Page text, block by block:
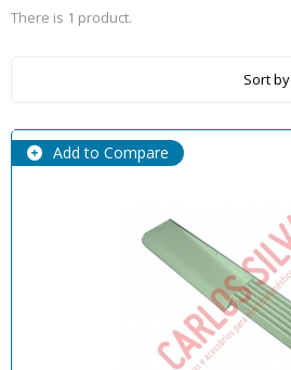
There is 1 product.
Sort by
Add to Compare